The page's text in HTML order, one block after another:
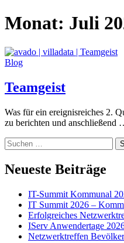
Monat: Juli
Blog
Teamgeist
Was für ein ereignisreiches 2.
zu berichten und anschließend
Suchen
nach:
Neueste Beiträge
IT-Summit Kommunal
IT Summit 2026 –
Erfolgreiches
IServ Anwendertage
Netzwerktreffen